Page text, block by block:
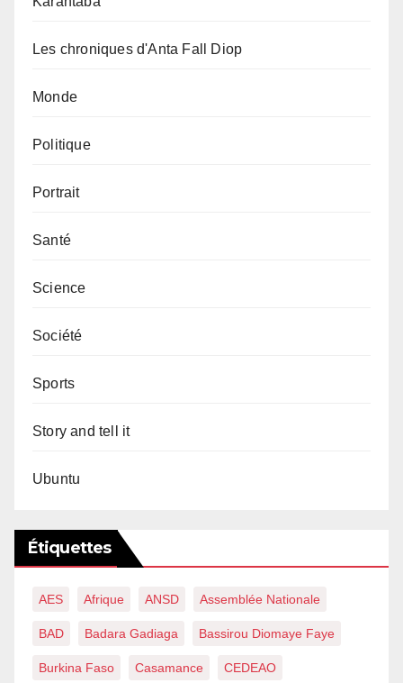
Les chroniques d'Anta Fall Diop
Monde
Politique
Portrait
Santé
Science
Société
Sports
Story and tell it
Ubuntu
Étiquettes
AES Afrique ANSD Assemblée Nationale
BAD Badara Gadiaga Bassirou Diomaye Faye
Burkina Faso Casamance CEDEAO